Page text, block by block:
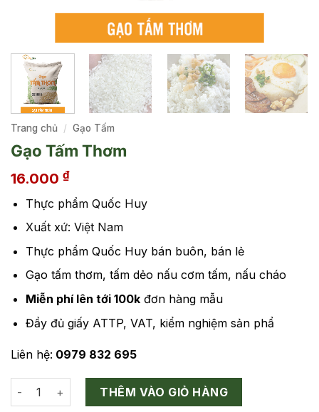
Trang chủ / Gạo Tấm
Gạo Tấm Thơm
16.000 ₫
Thực phẩm Quốc Huy
Xuất xứ: Việt Nam
Thực phẩm Quốc Huy bán buôn, bán lẻ
Gạo tấm thơm, tấm dẻo nấu cơm tấm, nấu cháo
Miễn phí lên tới 100kđơn hàng mẫu
Đầy đủ giấy ATTP, VAT, kiểm nghiệm sản phẩ
Liên hệ: 0979 832 695
Gạo Tấm Thơm số lượng
THÊM VÀO GIỎ HÀNG